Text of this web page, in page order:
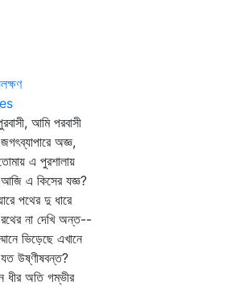
আমি পরবাসী
অজ্ঞ,
এ পুরশালায়
এ কিসের যজ্ঞ?
পথের দু ধারে
না দেখি অন্ত--
ভিড়েছে এখানে
ধীর অতি গম্ভীর